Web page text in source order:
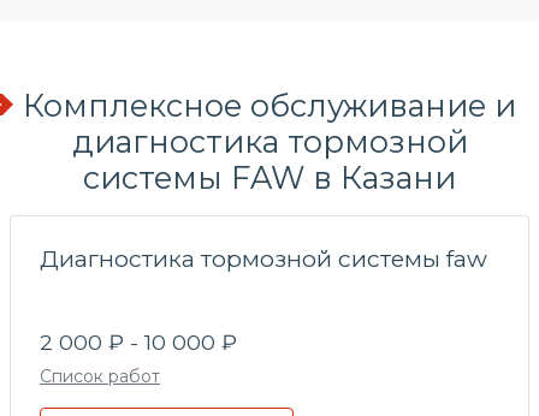
Комплексное обслуживание и
диагностика тормозной
системы FAW в Казани
Диагностика тормозной системы faw
2 000 ₽ - 10 000 ₽
Список работ